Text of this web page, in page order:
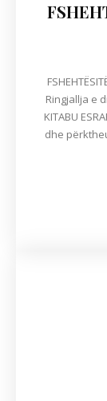
FSHEHTËSITË E
Ringjallja e
KITABU
dhe